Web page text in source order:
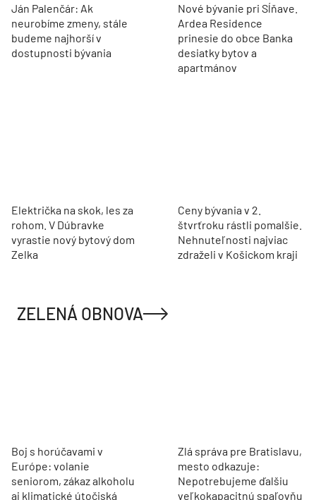
Ján Palenčár: Ak
neurobíme zmeny, stále
budeme najhorší v
dostupnosti bývania
Nové bývanie pri Sĺňave.
Ardea Residence
prinesie do obce Banka
desiatky bytov a
apartmánov
Električka na skok, les za
rohom. V Dúbravke
vyrastie nový bytový dom
Zelka
Ceny bývania v 2.
štvrťroku rástli pomalšie.
Nehnuteľnosti najviac
zdraželi v Košickom kraji
ZELENÁ OBNOVA
Boj s horúčavami v
Európe: volanie
seniorom, zákaz alkoholu
aj klimatické útočiská
Zlá správa pre Bratislavu,
mesto odkazuje:
Nepotrebujeme ďalšiu
veľkokapacitnú spaľovňu